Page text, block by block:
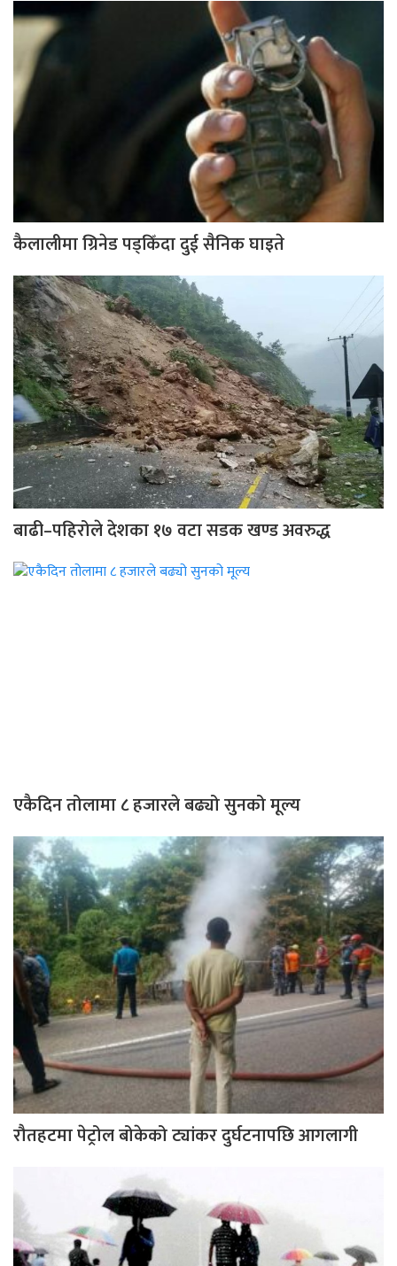
कैलालीमा ग्रिनेड पड्किँदा दुई सैनिक घाइते
बाढी–पहिरोले देशका १७ वटा सडक खण्ड अवरुद्ध
एकैदिन तोलामा ८ हजारले बढ्यो सुनको मूल्य
रौतहटमा पेट्रोल बोकेको ट्यांकर दुर्घटनापछि आगलागी